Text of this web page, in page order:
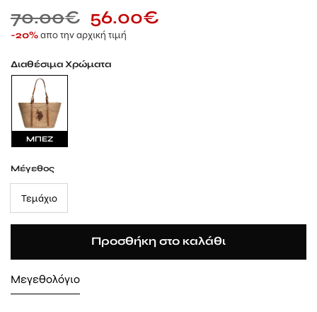
70.00€ 56.00€
-20%απο την αρχική τιμή
Διαθέσιμα Χρώματα
ΜΠΕΖ
Μέγεθος
Τεμάχιο
Προσθήκη στο καλάθι
Μεγεθολόγιο